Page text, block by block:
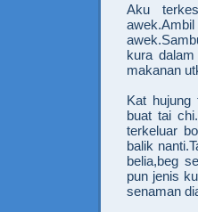
Aku
kura
makanan
Kat
buat tai
terkeluar
balik
belia,beg
pun jenis
senaman